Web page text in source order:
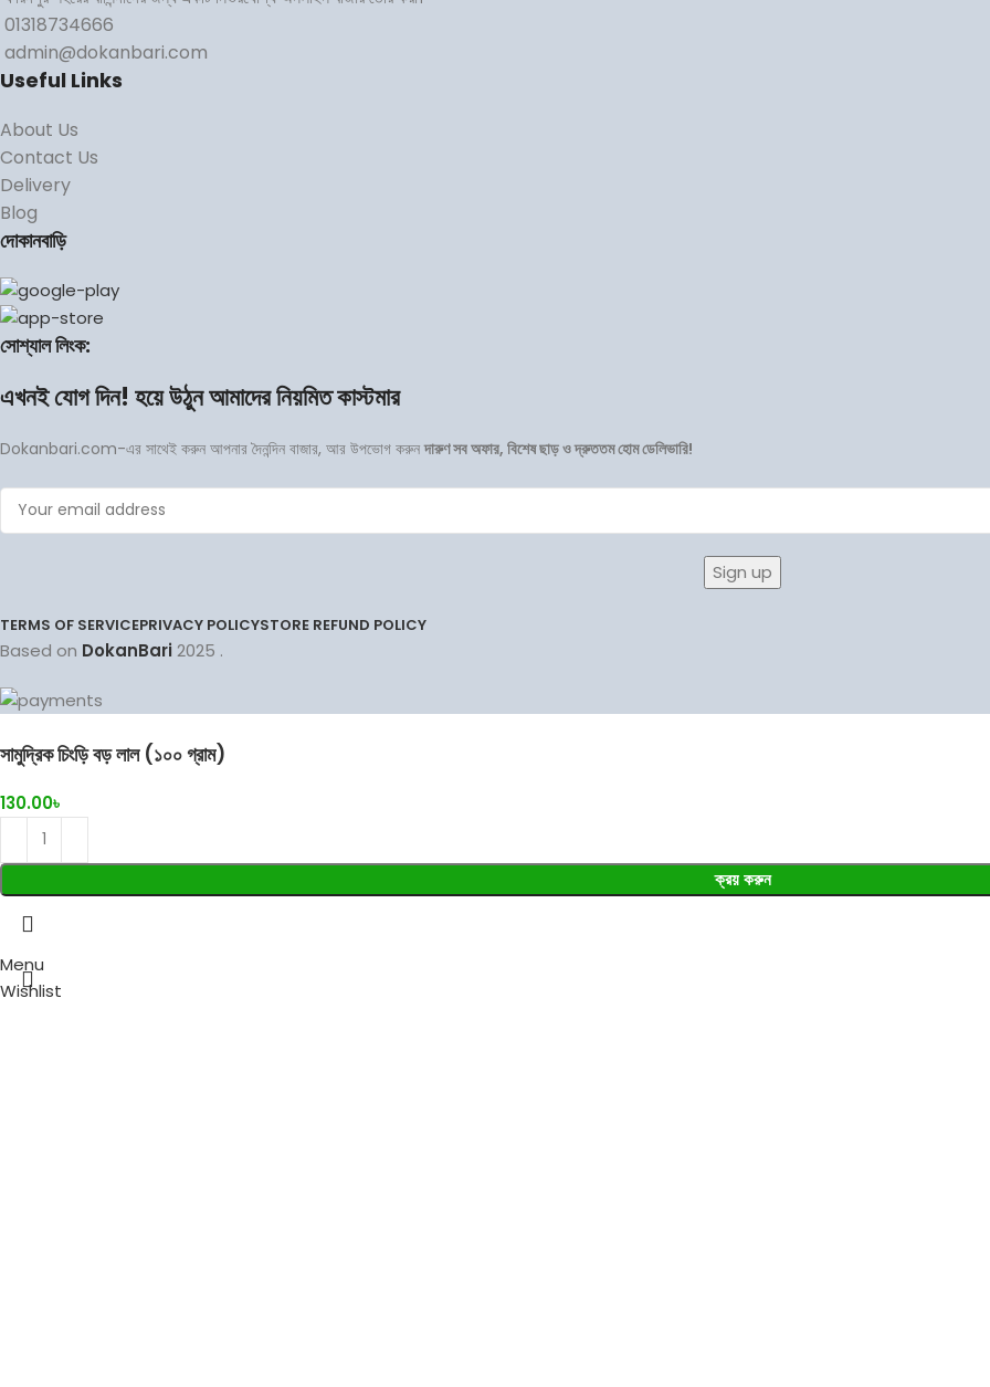
01318734666
admin@dokanbari.com
Useful Links
About Us
Contact Us
Delivery
Blog
দোকানবাড়ি
সোশ্যাল লিংক:
এখনই যোগ দিন! হয়ে উঠুন আমাদের নিয়মিত কাস্টমার
Dokanbari.com-এর সাথেই করুন আপনার দৈনন্দিন বাজার, আর উপভোগ করুনদারুণ সব অফার, বিশেষ ছাড় ও দ্রুততম হোম ডেলিভারি!
TERMS OF SERVICEPRIVACY POLICYSTORE REFUND POLICY
Based on DokanBari2025 .
সামুদ্রিক চিংড়ি বড় লাল (১০০ গ্রাম)
130.00৳
ক্রয় করুন
Menu
Wishlist